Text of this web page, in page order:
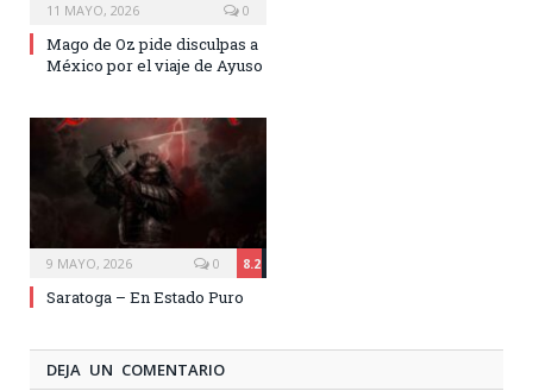
11 MAYO, 2026 0
Mago de Oz pide disculpas a
México por el viaje de Ayuso
9 MAYO, 2026 8.2
0
Saratoga – En Estado Puro
DEJA UN COMENTARIO